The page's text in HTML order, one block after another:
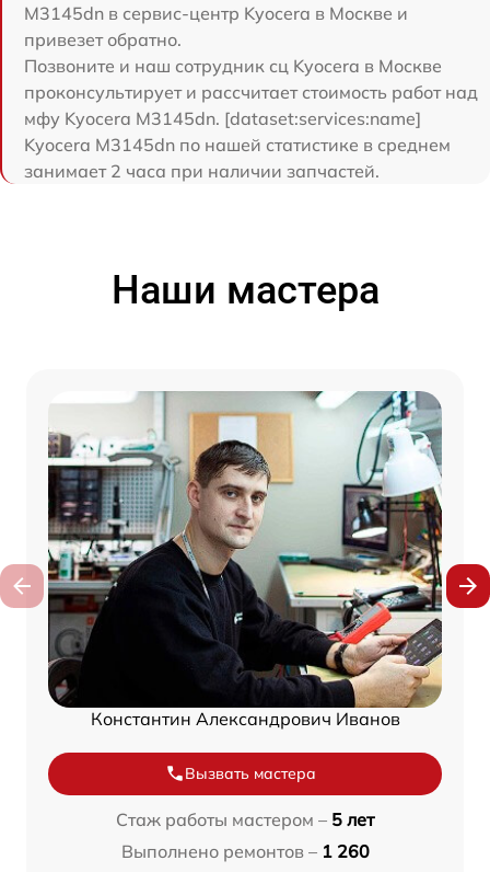
M3145dn в сервис-центр Kyocera в Москве и
привезет обратно.
Позвоните и наш сотрудник сц Kyocera в Москве
проконсультирует и рассчитает стоимость работ над
мфу Kyocera M3145dn. [dataset:services:name]
Kyocera M3145dn по нашей статистике в среднем
занимает 2 часа при наличии запчастей.
Наши мастера
Константин Александрович Иванов
Вызвать мастера
Стаж работы мастером – 5 лет
Выполнено ремонтов – 1 260